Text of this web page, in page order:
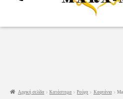
Αρχική σελίδα Κατάστημα Ρούχα Καφτάνια